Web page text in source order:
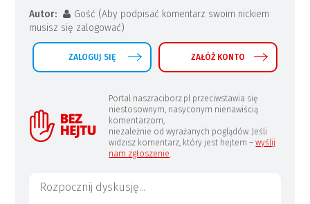
Autor:
Gość (Aby podpisać komentarz swoim nickiem
musisz się zalogować)
ZALOGUJ SIĘ ZAŁÓŻ KONTO
Portal naszraciborz.pl przeciwstawia się
niestosownym, nasyconym nienawiścią
komentarzom,
niezależnie od wyrażanych poglądów. Jeśli
widzisz komentarz, który jest hejtem –wyślij
nam zgłoszenie.